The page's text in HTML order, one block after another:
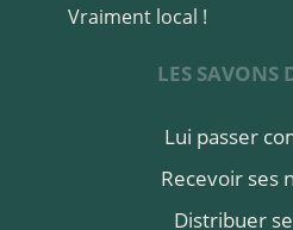
Vraiment local !
LES SAVONS
Lui passer
Recevoir ses
Distribuer